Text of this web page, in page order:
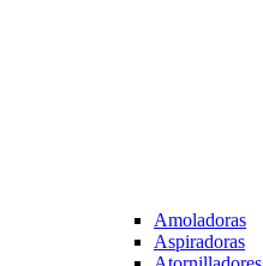
Amoladoras
Aspiradoras